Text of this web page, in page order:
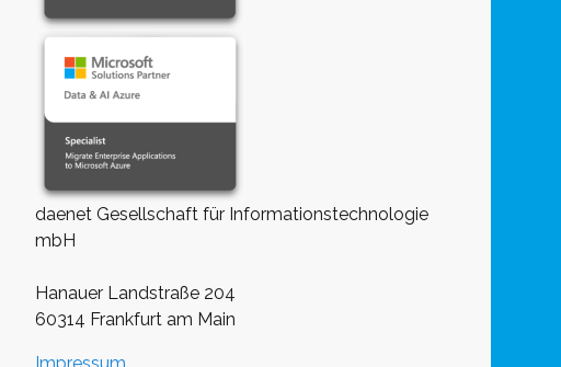
daenet Gesellschaft für Informationstechnologie
mbH
Hanauer Landstraße 204
60314 Frankfurt am Main